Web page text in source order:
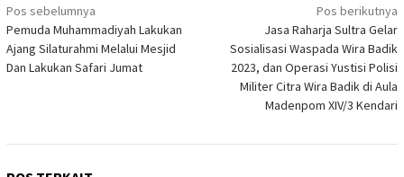
Navigasi
pos
Pos sebelumnya
Pemuda Muhammadiyah Lakukan
Ajang Silaturahmi Melalui Mesjid
Dan Lakukan Safari Jumat
Pos berikutnya
Jasa Raharja Sultra Gelar
Sosialisasi Waspada Wira Badik
2023, dan Operasi Yustisi Polisi
Militer Citra Wira Badik di Aula
Madenpom XIV/3 Kendari